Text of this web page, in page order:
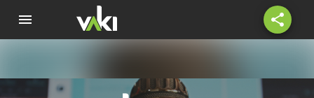
menu share